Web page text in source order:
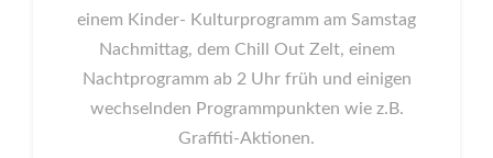
einem Kinder- Kulturprogramm am Samstag
Nachmittag, dem Chill Out Zelt, einem
Nachtprogramm ab 2 Uhr früh und einigen
wechselnden Programmpunkten wie z.B.
Graffiti-Aktionen.